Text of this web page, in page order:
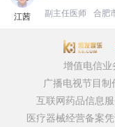
江茜 副主任医师 合肥
增值电信
广播电视节目
互联网药品信息
医疗器械经营备案